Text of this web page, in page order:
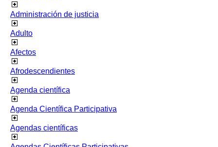
Administración de justicia
Adulto
Afectos
Afrodescendientes
Agenda científica
Agenda Científica Participativa
Agendas científicas